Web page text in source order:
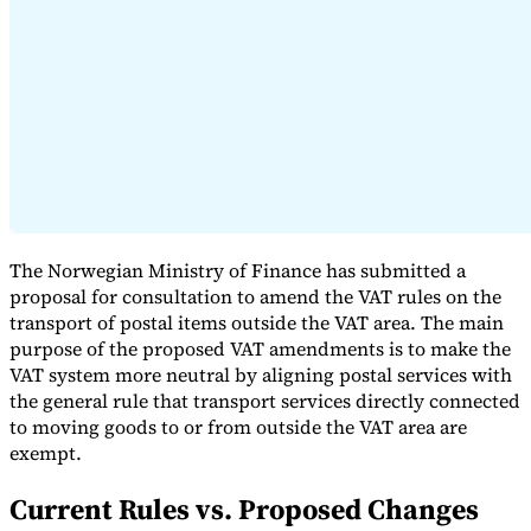
The Norwegian Ministry of Finance has submitted a
proposal for consultation to amend the VAT rules on the
transport of postal items outside the VAT area. The main
purpose of the proposed VAT amendments is to make the
VAT system more neutral by aligning postal services with
the general rule that transport services directly connected
to moving goods to or from outside the VAT area are
exempt.
Current Rules vs. Proposed Changes